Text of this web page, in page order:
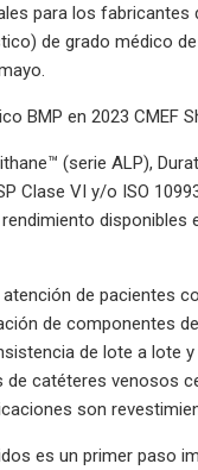
para los fabricantes
de grado médico de
BMP en 2023 CMEF
(serie ALP),
Clase VI y/o ISO
disponibles
de pacientes
de componentes
de lote a lote
catéteres venosos
son
es un primer paso